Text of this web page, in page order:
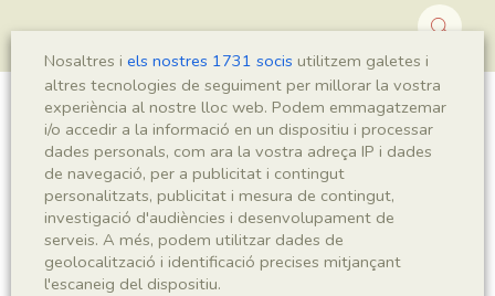
?Montsechia sp.
Sigla
MNHN 17293
Nosaltres i els nostres 1731 socis utilitzem galetes i
altres tecnologies de seguiment per millorar la vostra
experiència al nostre lloc web. Podem emmagatzemar
i/o accedir a la informació en un dispositiu i processar
dades personals, com ara la vostra adreça IP i dades
de navegació, per a publicitat i contingut
personalitzats, publicitat i mesura de contingut,
investigació d'audiències i desenvolupament de
serveis. A més, podem utilitzar dades de
geolocalització i identificació precises mitjançant
l'escaneig del dispositiu.